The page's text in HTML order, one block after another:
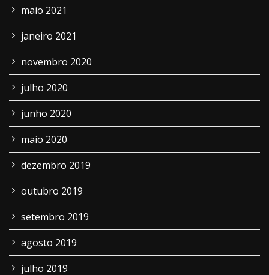
maio 2021
janeiro 2021
novembro 2020
julho 2020
junho 2020
maio 2020
dezembro 2019
outubro 2019
setembro 2019
agosto 2019
julho 2019